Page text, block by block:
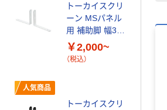
トーカイスクリ
ーン MSパネル
用 補助脚 幅38×
奥行230×高さ
190mm
￥2,000~
（税込）
人気商品
トーカイスクリ